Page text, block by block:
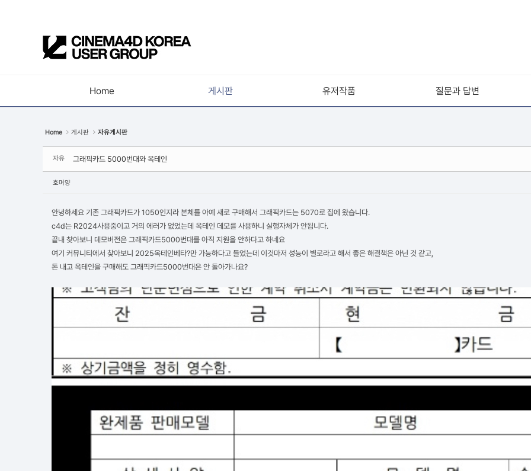
Home 게시판
구인 / 홍보 / 프로젝트 의뢰
유저그룹방송
유저그룹세미나
유저작품 질문과 답변
Home 게시판 자유게시판
자유 그래픽카드 5000번대와 옥테인
호머양
안녕하세요 기존 그래픽카드가 1050인지라 본체를 아예 새로 구매해서 그래픽카드는 5070로 집에 왔습니다.
c4d는 R2024사용중이고 거의 에러가 없었는데 옥테인 데모를 사용하니 실행자체가 안됩니다.
끝내 찾아보니 데모버전은 그래픽카드5000번대를 아직 지원을 안하다고 하네요
여기 커뮤니티에서 찾아보니 2025옥테인베타?만 가능하다고 들었는데 이것마저 성능이 별로라고 해서 좋은 해결책은 아닌 것 같고,
돈 내고 옥테인을 구매해도 그래픽카드5000번대은 안 돌아가나요?
Sketchbook5, 스케치북5
Sketchbook5, 스케치북5